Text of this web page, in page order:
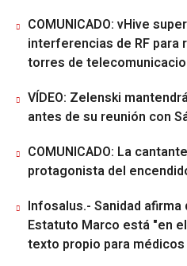
COMUNICADO: vHive
interferencias de RF para
torres de
VÍDEO: Zelenski
antes de su reunión con
COMUNICADO: La
protagonista del
Infosalus.- Sanidad
Estatuto Marco está "en
texto propio para médicos